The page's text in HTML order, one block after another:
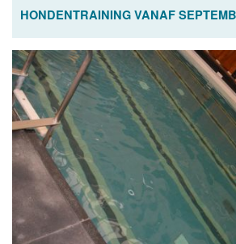
HONDENTRAINING VANAF